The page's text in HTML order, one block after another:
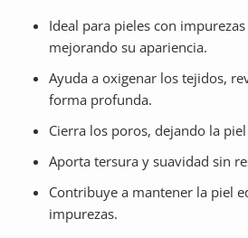
Ideal para pieles con
mejorando su apariencia.
Ayuda a oxigenar los tejidos,
forma profunda.
Cierra los poros, dejando la
Aporta tersura y suavidad sin
Contribuye a mantener la piel
impurezas.